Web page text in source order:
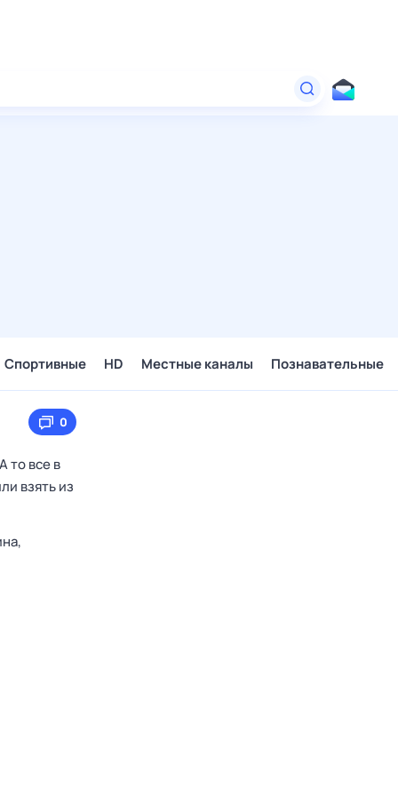
Спортивные HD Местные каналы Познавательные
0
то все в
взять из